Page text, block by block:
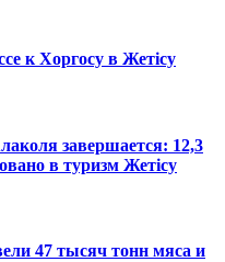
к Хоргосу в Жетісу
завершается: 12,3
в туризм Жетісу
47 тысяч тонн мяса и